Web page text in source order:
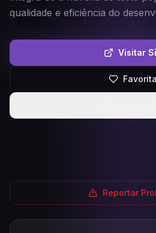
qualidade e eficiência do
Visitar
Reportar